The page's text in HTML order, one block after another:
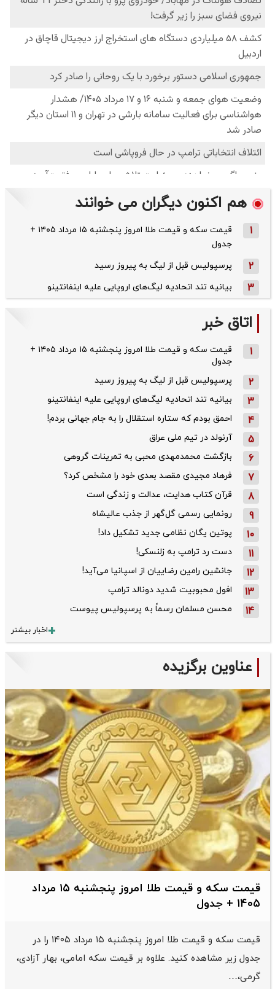
هم اکنون دیگران می خوانند
1
قیمت سکه و قیمت طلا امروز پنجشنبه ۱۵ مرداد ۱۴۰۵ +
جدول
2 پرسپولیس قبل از لیگ به پیروز رسید
3 بیانیه تند اتحادیه لیگ‌های اروپایی علیه اینفانتینو
اتاق خبر
1
قیمت سکه و قیمت طلا امروز پنجشنبه ۱۵ مرداد ۱۴۰۵ +
جدول
2 پرسپولیس قبل از لیگ به پیروز رسید
3 بیانیه تند اتحادیه لیگ‌های اروپایی علیه اینفانتینو
4 احمق بودم که ستاره استقلال را به جام جهانی بردم!
5 آرنولد در تیم ملی عراق
6 بازگشت محمدمهدی محبی به تمرینات گروهی
7 فرهاد مجیدی مقصد بعدی خود را مشخص کرد؟
8 قرآن کتاب هدایت، عدالت و زندگی است
9 رونمایی رسمی گل‌گهر از جذب عالیشاه
10 پوتین یگان نظامی جدید تشکیل داد!
11 دست رد ترامپ به زلنسکی!
12 جانشین رامین رضاییان از اسپانیا می‌آید!
13 افول محبوبیت شدید دونالد ترامپ
14 محسن مسلمان رسماً به پرسپولیس پیوست
اخبار بیشتر
عناوین برگزیده
قیمت سکه و قیمت طلا امروز پنجشنبه ۱۵ مرداد
۱۴۰۵ + جدول
قیمت سکه و قیمت طلا امروز پنجشنبه ۱۵ مرداد ۱۴۰۵ را در
جدول زیر مشاهده کنید. علاوه بر قیمت سکه امامی، بهار آزادی،
گرمی،…